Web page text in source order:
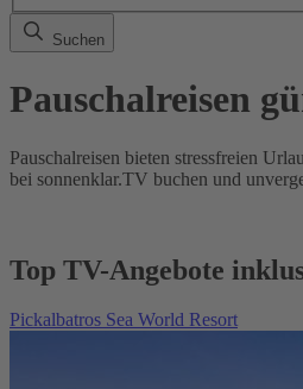
Suchen
Pauschalreisen
Pauschalreisen bieten stressfreien
bei sonnenklar.TV buchen und
Top TV-Angebote
Pickalbatros Sea World Resort